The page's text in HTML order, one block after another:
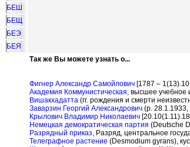
БЕШ
БЕЩ
БЕЭ
БЕЯ
Так же Вы можете узнать о...
Фигнер Александр Самойлович [1787 –
Академия Коммунистическая, высшее учебное
Вишакхадатта (гг. рождения и смерти
Заварзин Георгий Александрович (р.
Крылович Владимир Николаевич
Немецкая демократическая партия (Deutsche
Разрядный приказ, Разряд, центральное
Телеграфное растение (Desmodium gyrans),